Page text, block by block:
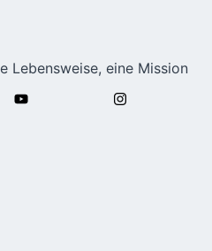
Lebensweise, eine Mission